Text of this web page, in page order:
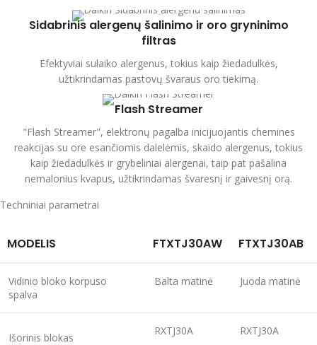
Sidabrinis alergenų šalinimo ir oro gryninimo
filtras
Efektyviai sulaiko alergenus, tokius kaip žiedadulkės,
užtikrindamas pastovų švaraus oro tiekimą.
Flash Streamer
"Flash Streamer", elektronų pagalba inicijuojantis chemines
reakcijas su ore esančiomis dalelėmis, skaido alergenus, tokius
kaip žiedadulkės ir grybeliniai alergenai, taip pat pašalina
nemalonius kvapus, užtikrindamas švaresnį ir gaivesnį orą.
Techniniai parametrai
MODELIS FTXTJ30AW FTXTJ30AB
Vidinio bloko korpuso
spalva
Balta matinė Juoda matinė
Išorinis blokas
RXTJ30A RXTJ30A